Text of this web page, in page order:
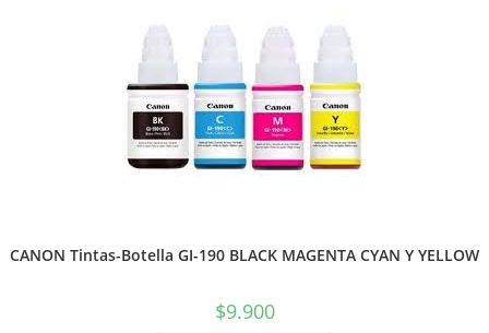
CANON Tintas-Botella GI-190 BLACK MAGENTA CYAN Y YELLOW
$9.900